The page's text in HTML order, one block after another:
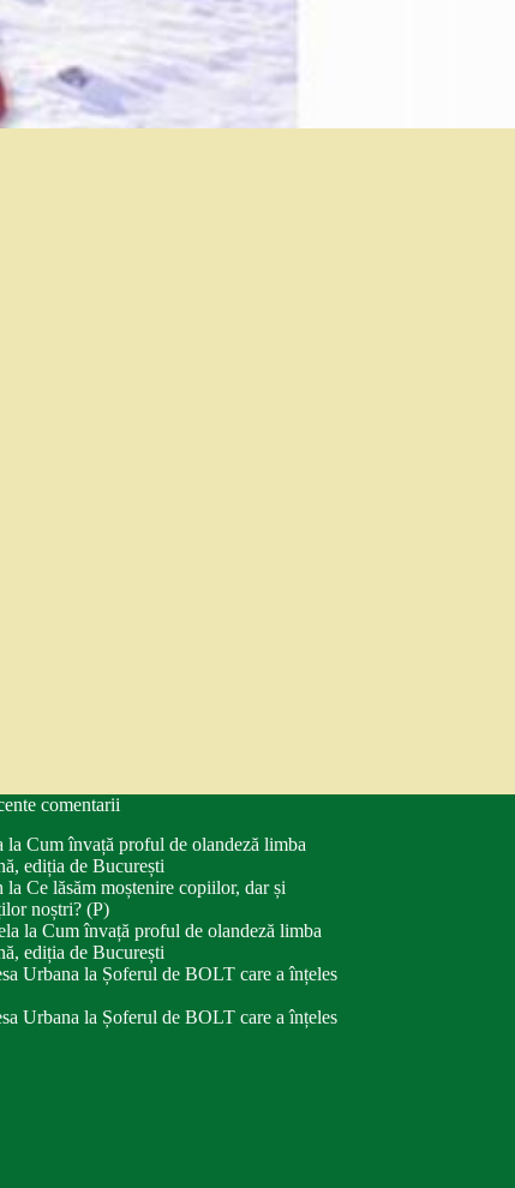
comentarii
la Cum învață proful de olandeză limba
ediția de București
la Ce lăsăm moștenire copiilor, dar și
noștri? (P)
la Cum învață proful de olandeză limba
ediția de București
Urbana la Șoferul de BOLT care a înțeles
Urbana la Șoferul de BOLT care a înțeles